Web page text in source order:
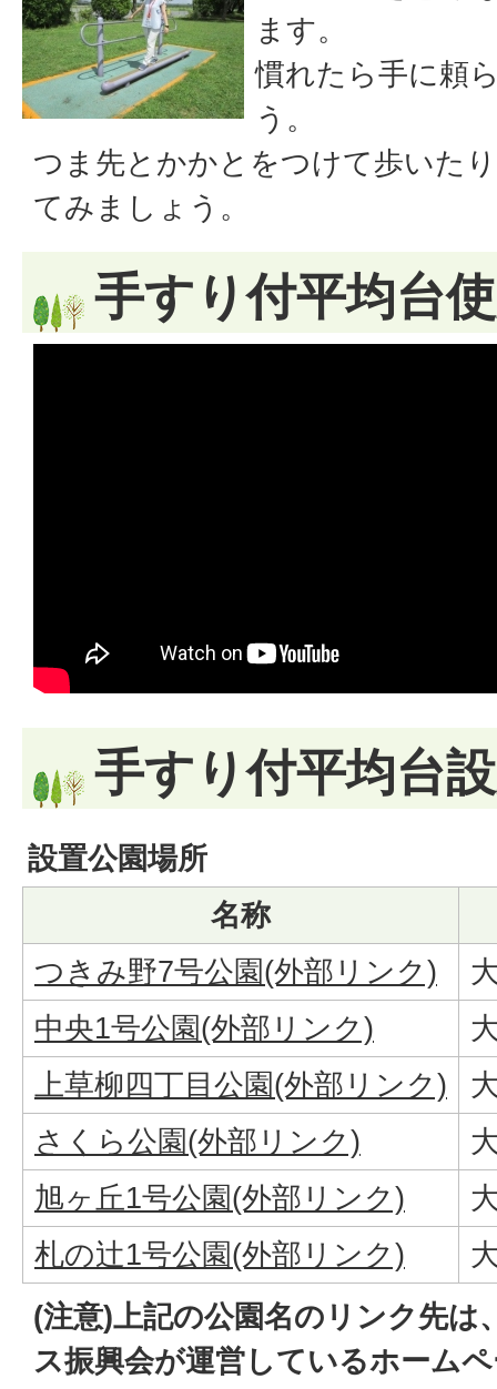
ます。
慣れたら手に頼
う。
つま先とかかとをつけて歩いた
てみましょう。
手すり付平均台
手すり付平均台
設置公園場所
名称
つきみ野7号公園(外部リンク)
中央1号公園(外部リンク)
上草柳四丁目公園(外部リンク)
さくら公園(外部リンク)
旭ヶ丘1号公園(外部リンク)
札の辻1号公園(外部リンク)
(注意)上記の公園名のリンク先は
ス振興会が運営しているホーム